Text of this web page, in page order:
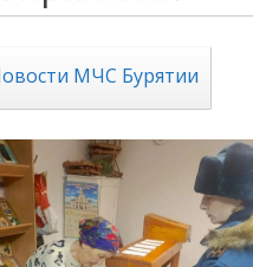
МЧС Бурятии